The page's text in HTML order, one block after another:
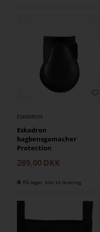
ESKADRON
Eskadron
bagbensgamacher
Protection
289,00 DKK
På lager, klar til levering